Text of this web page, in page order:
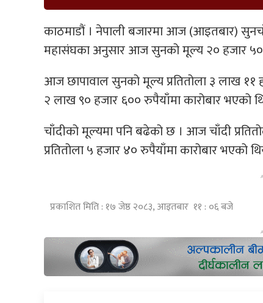
काठमाडौं । नेपाली बजारमा आज (आइतबार)
महासंघका अनुसार आज सुनको मूल्य २० हजार
आज छापावाल सुनको मूल्य प्रतितोला ३ लाख ११
२ लाख ९० हजार ६०० रुपैयाँमा कारोबार भएको
चाँदीको मूल्यमा पनि बढेको छ । आज चाँदी
प्रतितोला ५ हजार ४० रुपैयाँमा कारोबार भएको
प्रकाशित मिति : १७ जेष्ठ २०८३, आइतबार ११ : ०६ बजे